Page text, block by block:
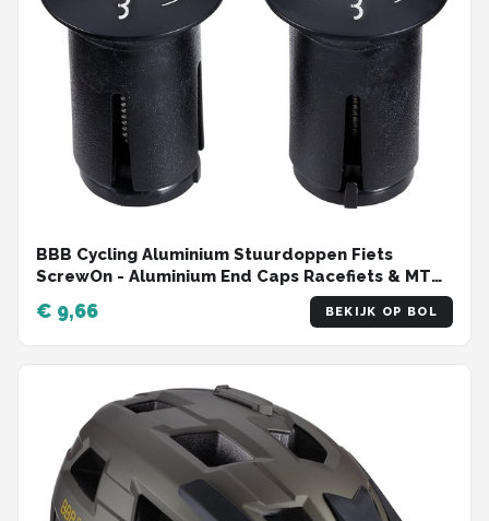
BBB Cycling Aluminium Stuurdoppen Fiets
ScrewOn - Aluminium End Caps Racefiets & MTB
- Voor ⌀ 18 - 22mm Sturen - 2 stuks - Zwart -
BHT-97
€ 9,66 BEKIJK OP BOL